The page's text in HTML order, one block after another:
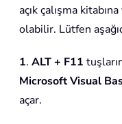
açık çalışma
olabilir. Lütfen
1. ALT + F11
Microsoft Visual
açar.